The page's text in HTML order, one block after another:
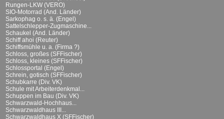
Rungen-LKW (VERO)
SIO-Motorrad (And. Länder)
Sarkophag o. s. ä. (Engel)
Sattelschlepper-Zugmaschine...
Schaukel (And. Länder)
Schiff ahoi (Reuter)
Schiffsmühle u. a. (Firma ?)
Schloss, großes (SFFischer)
Schloss, kleines (SFFischer)
Schlossportal (Engel)
Schrein, gotisch (SFFischer)
Schubkarre (Div. VK)
Schule mit Arbeiterdenkmal...
Schuppen im Bau (Div. VK)
Schwarzwald-Hochhaus...
Schwarzwaldhaus III...
Schwarzwaldhaus X (SFFischer)